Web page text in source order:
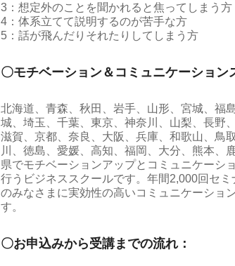
3：想定外のことを聞かれると焦ってしまう方
4：体系立てて説明するのが苦手な方
5：話が飛んだりそれたりしてしまう方
〇モチベーション＆コミュニケーショ
北海道、青森、秋田、岩手、山形、宮城、福
城、埼玉、千葉、東京、神奈川、山梨、長野
滋賀、京都、奈良、大阪、兵庫、和歌山、鳥
川、徳島、愛媛、高知、福岡、大分、熊本、
県でモチベーションアップとコミュニケーシ
行うビジネススクールです。年間2,000回セ
のみなさまに実効性の高いコミュニケーショ
す。
〇お申込みから受講までの流れ：